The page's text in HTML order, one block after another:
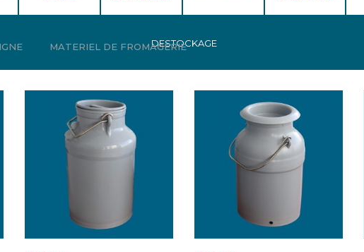
DESTOCKAGE
MATERIEL DE FROMAGERIE BIDONS ET FILTRES A LAIT